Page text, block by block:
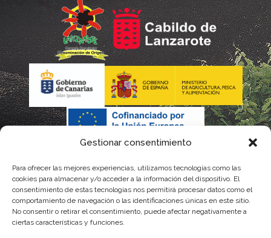
Gestionar consentimiento
Para ofrecer las mejores experiencias, utilizamos tecnologías como las
cookies para almacenar y/o acceder a la información del dispositivo. El
consentimiento de estas tecnologías nos permitirá procesar datos como el
comportamiento de navegación o las identificaciones únicas en este sitio.
No consentir o retirar el consentimiento, puede afectar negativamente a
ciertas características y funciones.
La gestión de la DOP Lanzarote realizada por este Consejo
Regulador es financiada, parcialmente, por el Gobierno de
Canarias